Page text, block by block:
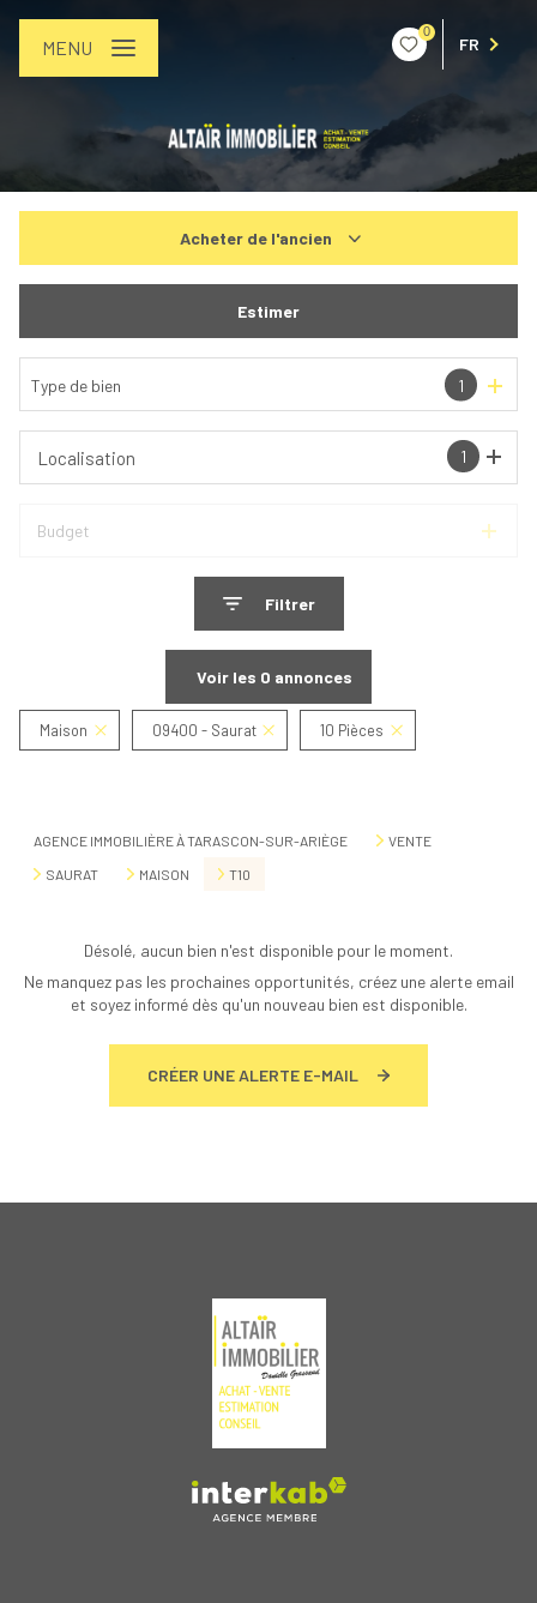
0
FR
MENU
Acheter de l'ancien
Estimer
Type de bien 1
1
Localisation
Budget
Filtrer
Voir les 0 annonces
Maison 09400 - Saurat 10 Pièces
AGENCE IMMOBILIÈRE À TARASCON-SUR-ARIÈGE
VENTE
SAURAT
MAISON T10
Désolé, aucun bien n'est disponible pour le moment.
Ne manquez pas les prochaines opportunités, créez une alerte email
et soyez informé dès qu'un nouveau bien est disponible.
CRÉER UNE ALERTE E-MAIL